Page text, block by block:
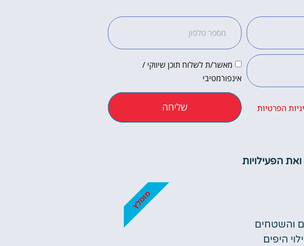
מאשר/ת לשלוח תוכן שיווקי /
אינפורמטיבי
הפרטיות שליחה
הפעילויות
והשטחים
היפים
מומלץ